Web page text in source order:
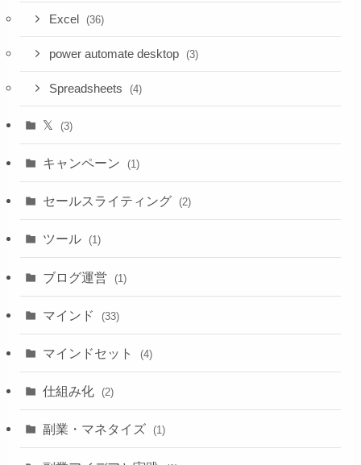
Excel (36)
power automate desktop (3)
Spreadsheets (4)
𝕏 (3)
キャンペーン (1)
セールスライティング (2)
ツール (1)
ブログ運営 (1)
マインド (33)
マインドセット (4)
仕組み化 (2)
副業・マネタイズ (1)